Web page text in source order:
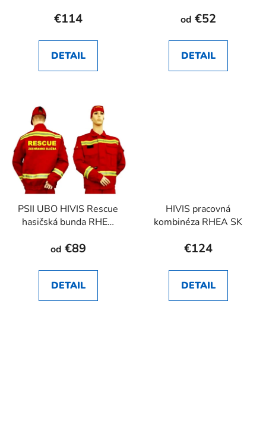
€114
DETAIL
od €52
DETAIL
PSII UBO HIVIS Rescue
hasičská bunda RHEA
od €89
DETAIL
HIVIS pracovná
kombinéza RHEA SK
€124
DETAIL